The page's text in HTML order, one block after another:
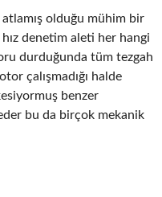
atlamış olduğu mühim bir
denetim aleti her hangi
durduğunda tüm tezgah
çalışmadığı halde
benzer
bu da birçok mekanik